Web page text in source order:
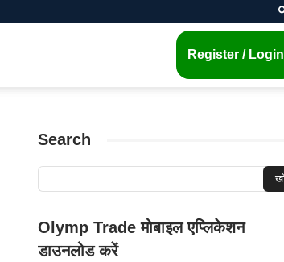
Register / Login
Search
Olymp Trade मोबाइल एप्लिकेशन
डाउनलोड करें